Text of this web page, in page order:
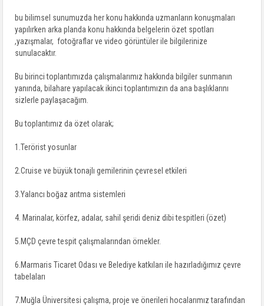
bu bilimsel sunumuzda her konu hakkında uzmanların konuşmaları
yapılırken arka planda konu hakkında belgelerin özet spotları
,yazışmalar, fotoğraflar ve video görüntüler ile bilgilerinize
sunulacaktır.
Bu birinci toplantımızda çalışmalarımız hakkında bilgiler sunmanın
yanında, bilahare yapılacak ikinci toplantımızın da ana başlıklarını
sizlerle paylaşacağım.
Bu toplantımız da özet olarak;
1.Terörist yosunlar
2.Cruise ve büyük tonajlı gemilerinin çevresel etkileri
3.Yalancı boğaz arıtma sistemleri
4. Marinalar, körfez, adalar, sahil şeridi deniz dibi tespitleri (özet)
5.MÇD çevre tespit çalışmalarından örnekler.
6.Marmaris Ticaret Odası ve Belediye katkıları ile hazırladığımız çevre
tabelaları
7.Muğla Üniversitesi çalışma, proje ve önerileri hocalarımız tarafından